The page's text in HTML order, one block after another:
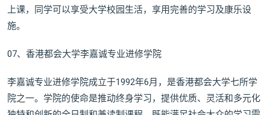
上课，同学可以享受大学校园生活，享用完善的学习及康乐设
施。
07、香港都会大学李嘉诚专业进修学院
李嘉诚专业进修学院成立于1992年6月，是香港都会大学七所学
院之一。学院的使命是推动终身学习，提供优质、灵活和多元化